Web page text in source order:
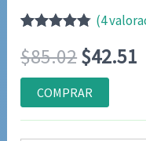
con4.75de
5 en base
a
valoraciones
de clientes
(4
$85.02El
precio
original
$42.51
COMPRAR